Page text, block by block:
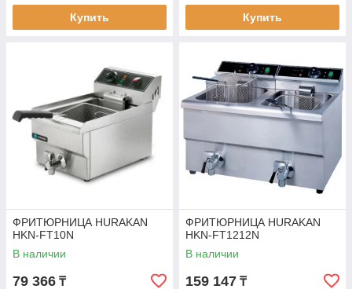
Купить Купить
ФРИТЮРНИЦА HURAKAN
HKN-FT10N
В наличии
79 366 ₸
ФРИТЮРНИЦА HURAKAN
HKN-FT1212N
В наличии
159 147 ₸